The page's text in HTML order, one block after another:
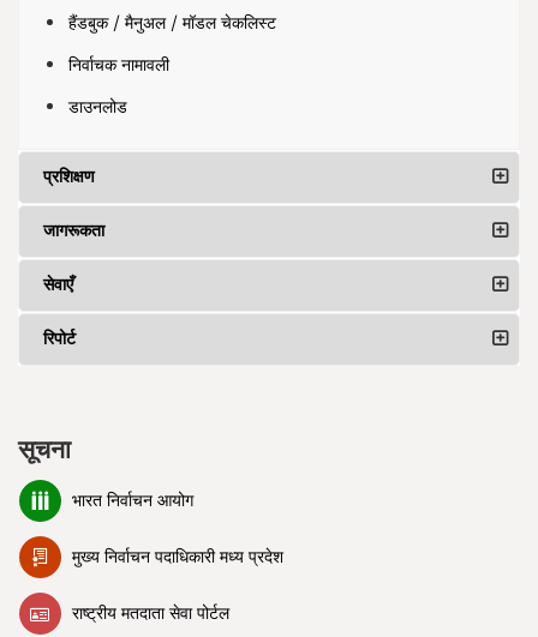
हैंडबुक / मैनुअल / मॉडल चेकलिस्ट
निर्वाचक नामावली
डाउनलोड
प्रशिक्षण
जागरूकता
सेवाएँ
रिपोर्ट
सूचना
भारत निर्वाचन आयोग
मुख्य निर्वाचन पदाधिकारी मध्य प्रदेश
राष्ट्रीय मतदाता सेवा पोर्टल